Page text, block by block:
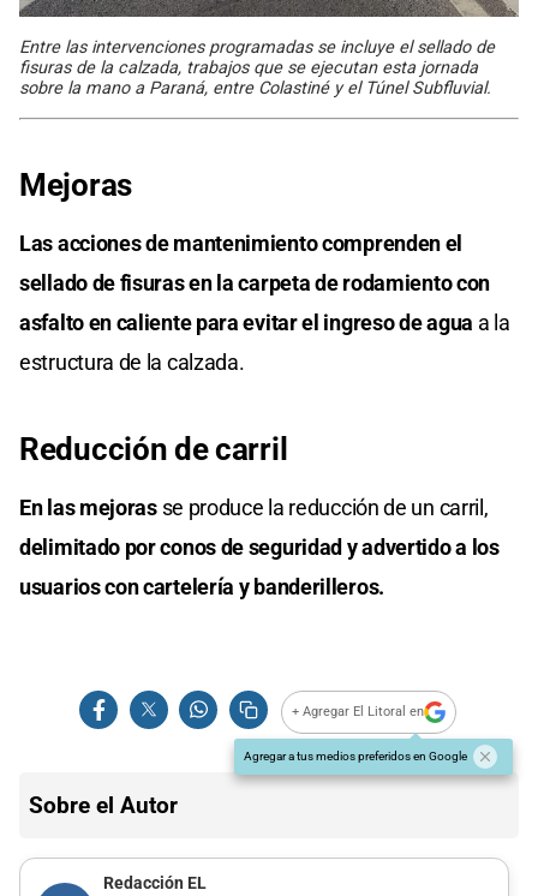
Entre las intervenciones programadas se incluye el sellado de
fisuras de la calzada, trabajos que se ejecutan esta jornada
sobre la mano a Paraná, entre Colastiné y el Túnel Subfluvial.
Mejoras
Las acciones de mantenimiento comprenden el
sellado de fisuras en la carpeta de rodamiento con
asfalto en caliente para evitar el ingreso de agua a la
estructura de la calzada.
Reducción de carril
En las mejorasse produce la reducción de un carril,
delimitado por conos de seguridad y advertido a los
usuarios con cartelería y banderilleros.
+ Agregar El Litoral en
Agregar a tus medios preferidos en Google
Sobre el Autor
Redacción EL